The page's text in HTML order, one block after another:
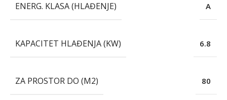
ENERG. KLASA (HLAĐENJE) A
KAPACITET HLAĐENJA (KW) 6.8
ZA PROSTOR DO (M2) 80